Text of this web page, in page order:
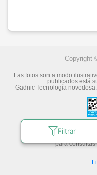
Filtrar
Copyright
Las fotos son a modo
publicados está
Gadnic Tecnología novedosa.
Defensa
para